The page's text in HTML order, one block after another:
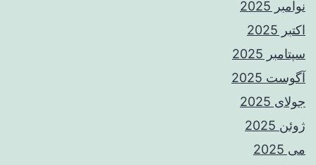
نوامبر 2025
اکتبر 2025
سپتامبر 2025
آگوست 2025
جولای 2025
ژوئن 2025
می 2025